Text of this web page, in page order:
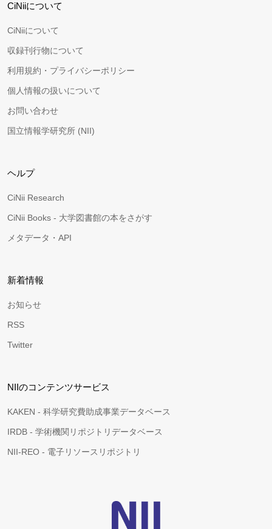
CiNiiについて
CiNiiについて
収録刊行物について
利用規約・プライバシーポリシー
個人情報の扱いについて
お問い合わせ
国立情報学研究所 (NII)
ヘルプ
CiNii Research
CiNii Books - 大学図書館の本をさがす
メタデータ・API
新着情報
お知らせ
RSS
Twitter
NIIのコンテンツサービス
KAKEN - 科学研究費助成事業データベース
IRDB - 学術機関リポジトリデータベース
NII-REO - 電子リソースリポジトリ